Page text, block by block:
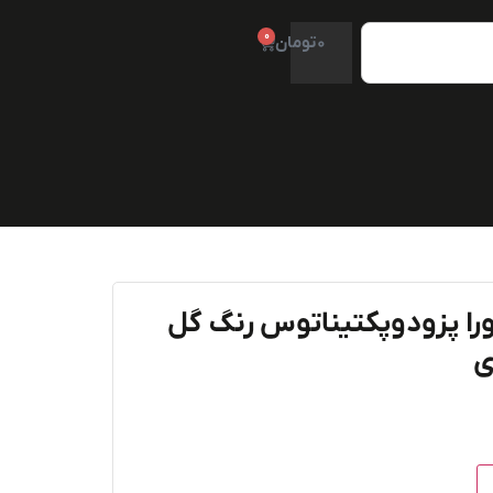
0تومان 0
پزودوپکتیناتوس رنگ گل